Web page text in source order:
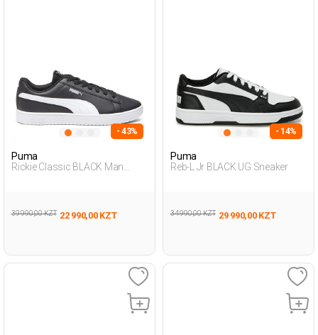
- 43%
Puma
Rickie Classic BLACK Man
39 990,00 KZT 22 990,00 KZT
- 14%
Puma
Reb-L Jr BLACK UG Sneaker
34 990,00 KZT 29 990,00 KZT